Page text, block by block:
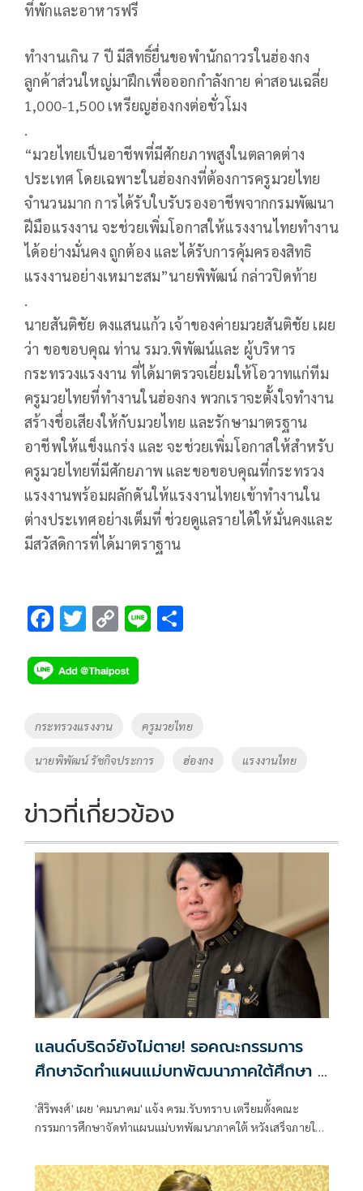
ที่พักและอาหารฟรี
ทำงานเกิน 7 ปี มีสิทธิ์ยื่นขอพำนักถาวรในฮ่องกง
ลูกค้าส่วนใหญ่มาฝึกเพื่อออกกำลังกาย ค่าสอนเฉลี่ย
1,000-1,500 เหรียญฮ่องกงต่อชั่วโมง
.
“มวยไทยเป็นอาชีพที่มีศักยภาพสูงในตลาดต่าง
ประเทศ โดยเฉพาะในฮ่องกงที่ต้องการครูมวยไทย
จำนวนมาก การได้รับใบรับรองอาชีพจากกรมพัฒนา
ฝีมือแรงงาน จะช่วยเพิ่มโอกาสให้แรงงานไทยทำงาน
ได้อย่างมั่นคง ถูกต้อง และได้รับการคุ้มครองสิทธิ
แรงงานอย่างเหมาะสม”นายพิพัฒน์ กล่าวปิดท้าย
.
นายสันติชัย ดงแสนแก้ว เจ้าของค่ายมวยสันติชัย เผย
ว่า ขอขอบคุณ ท่าน รมว.พิพัฒน์และ ผู้บริหาร
กระทรวงแรงงาน ที่ได้มาตรวจเยี่ยมให้โอวาทแก่ทีม
ครูมวยไทยที่ทำงานในฮ่องกง พวกเราจะตั้งใจทำงาน
สร้างชื่อเสียงให้กับมวยไทย และรักษามาตรฐาน
อาชีพให้แข็งแกร่ง และ จะช่วยเพิ่มโอกาสให้สำหรับ
ครูมวยไทยที่มีศักยภาพ และขอขอบคุณที่กระทรวง
แรงงานพร้อมผลักดันให้แรงงานไทยเข้าทำงานใน
ต่างประเทศอย่างเต็มที่ ช่วยดูแลรายได้ให้มั่นคงและ
มีสวัสดิการที่ได้มาตราฐาน
F
e
b
o
o
k
T
tt
er
C
p
y
n
k
Li
Tags
กระทรวงแรงงาน ครูมวยไทย
นายพิพัฒน์ รัชกิจประการ ฮ่องกง แรงงานไทย
ข่าวที่เกี่ยวข้อง
แลนด์บริดจ์ยังไม่ตาย! รอคณะกรรมการ
ศึกษาจัดทำแผนแม่บทพัฒนาภาคใต้ศึกษา 1
'สิริพงศ์' เผย 'คมนาคม' แจ้ง ครม.รับทราบ เตรียมตั้งคณะ
กรรมการศึกษาจัดทำแผนแม่บทพัฒนาภาคใต้ หวังเสร็จภายใน